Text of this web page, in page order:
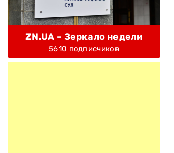
ZN.UA - Зеркало недели
5610 подписчиков